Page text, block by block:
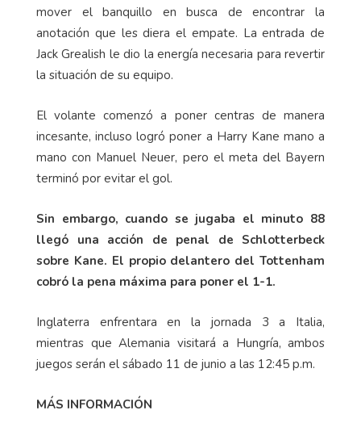
mover el banquillo en busca de encontrar la
anotación que les diera el empate. La entrada de
Jack Grealish le dio la energía necesaria para revertir
la situación de su equipo.
El volante comenzó a poner centras de manera
incesante, incluso logró poner a Harry Kane mano a
mano con Manuel Neuer, pero el meta del Bayern
terminó por evitar el gol.
Sin embargo, cuando se jugaba el minuto 88
llegó una acción de penal de Schlotterbeck
sobre Kane. El propio delantero del Tottenham
cobró la pena máxima para poner el 1-1.
Inglaterra enfrentara en la jornada 3 a Italia,
mientras que Alemania visitará a Hungría, ambos
juegos serán el sábado 11 de junio a las 12:45 p.m.
MÁS INFORMACIÓN